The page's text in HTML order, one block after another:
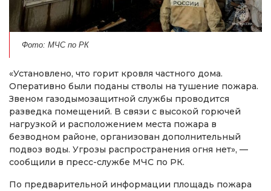
Фото: МЧС по РК
«Установлено, что горит кровля частного дома.
Оперативно были поданы стволы на тушение пожара.
Звеном газодымозащитной службы проводится
разведка помещений. В связи с высокой горючей
нагрузкой и расположением места пожара в
безводном районе, организован дополнительный
подвоз воды. Угрозы распространения огня нет», —
сообщили в пресс-службе МЧС по РК.
По предварительной информации площадь пожара